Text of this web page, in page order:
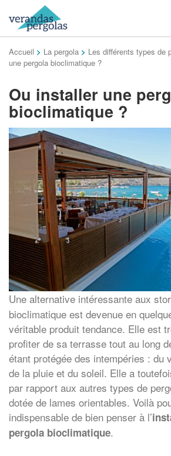
Accueil > La pergola > Les différents types de
une pergola bioclimatique ?
Ou installer une
bioclimatique ?
Une alternative intéressante aux
bioclimatique est devenue en
véritable produit tendance. Elle est
profiter de sa terrasse tout au long
étant protégée des intempéries : du
de la pluie et du soleil. Elle a
par rapport aux autres types de
dotée de lames orientables. Voilà
indispensable de bien penser à l’
pergola bioclimatique.